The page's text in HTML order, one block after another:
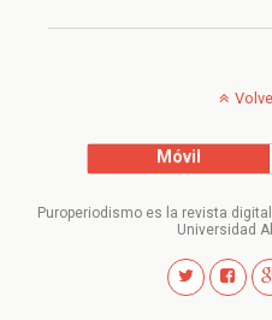
Móvil
Puroperiodismo es la revista
Universidad